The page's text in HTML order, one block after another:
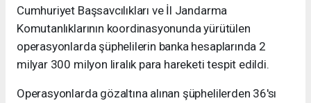
Cumhuriyet Başsavcılıkları ve İl Jandarma
Komutanlıklarının koordinasyonunda yürütülen
operasyonlarda şüphelilerin banka hesaplarında 2
milyar 300 milyon liralık para hareketi tespit edildi.
Operasyonlarda gözaltına alınan şüphelilerden 36'sı